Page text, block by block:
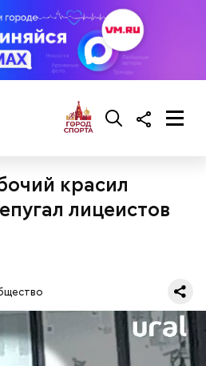
красил
лицеистов
грунтовые.
женщинам;
иммунной системой;